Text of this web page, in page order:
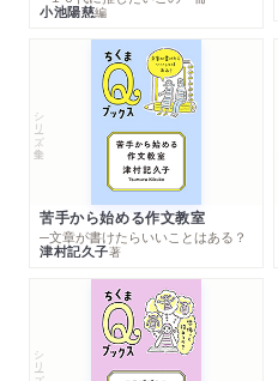
小池陽慈編
シリーズ・全集
苦手から始める作文教室
─文章が書けたらいいことはある？
津村記久子著
シリーズ・全集